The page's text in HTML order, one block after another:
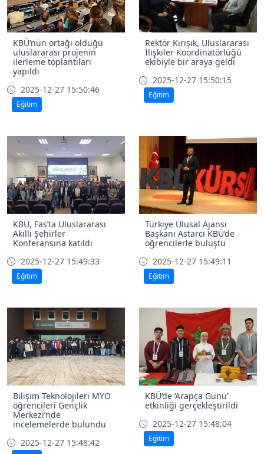
KBÜ’nün ortağı olduğu
uluslararası projenin
ilerleme toplantıları
yapıldı
2025-12-27 15:50:46
Eğitim
Rektör Kırışık, Uluslararası
İlişkiler Koordinatörlüğü
ekibiyle bir araya geldi
2025-12-27 15:50:15
Eğitim
KBÜ, Fas’ta Uluslararası
Akıllı Şehirler
Konferansına katıldı
2025-12-27 15:49:33
Eğitim
Türkiye Ulusal Ajansı
Başkanı Astarcı KBÜ’de
öğrencilerle buluştu
2025-12-27 15:49:11
Eğitim
Bilişim Teknolojileri MYO
öğrencileri Gençlik
Merkezi’nde
incelemelerde bulundu
2025-12-27 15:48:42
KBÜ’de ‘Arapça Günü’
etkinliği gerçekleştirildi
2025-12-27 15:48:04
Eğitim